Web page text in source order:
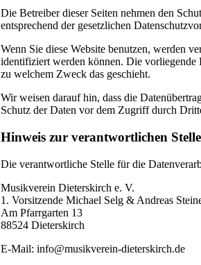
Die Betreiber dieser Seiten nehmen den
entsprechend der gesetzlichen
Wenn Sie diese Website benutzen, werden
identifiziert werden können. Die vorliegende
zu welchem Zweck das geschieht.
Wir weisen darauf hin, dass die
Schutz der Daten vor dem Zugriff durch
Hinweis zur verantwortlichen Stelle
Die verantwortliche Stelle für die
Musikverein Dieterskirch e. V.
1. Vorsitzende Michael Selg & Andreas
Am Pfarrgarten 13
88524 Dieterskirch
E-Mail: info@musikverein-dieterskirch.de